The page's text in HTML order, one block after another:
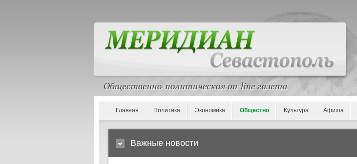
Главная Политика Экономика Общество Культура Афиша
Важные новости